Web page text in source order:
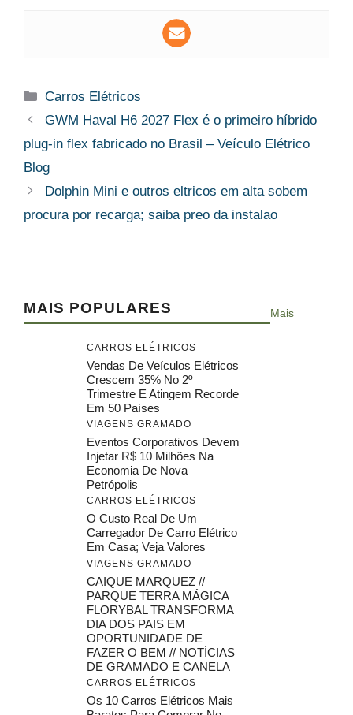
Categorias
Carros Elétricos
GWM Haval H6 2027 Flex é o primeiro híbrido
plug-in flex fabricado no Brasil – Veículo Elétrico
Blog
Dolphin Mini e outros eltricos em alta sobem
procura por recarga; saiba preo da instalao
MAIS POPULARES Mais
CARROS ELÉTRICOS
Vendas De Veículos Elétricos
Crescem 35% No 2º
Trimestre E Atingem Recorde
Em 50 Países
VIAGENS GRAMADO
Eventos Corporativos Devem
Injetar R$ 10 Milhões Na
Economia De Nova
Petrópolis
CARROS ELÉTRICOS
O Custo Real De Um
Carregador De Carro Elétrico
Em Casa; Veja Valores
VIAGENS GRAMADO
CAIQUE MARQUEZ //
PARQUE TERRA MÁGICA
FLORYBAL TRANSFORMA
DIA DOS PAIS EM
OPORTUNIDADE DE
FAZER O BEM // NOTÍCIAS
DE GRAMADO E CANELA
CARROS ELÉTRICOS
Os 10 Carros Elétricos Mais